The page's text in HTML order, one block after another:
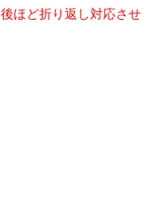
後ほど折り返し対応させ